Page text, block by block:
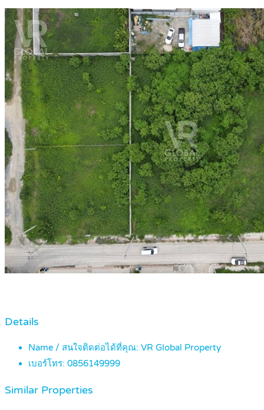
Details
Name / สนใจติดต่อได้ที่คุณ: VR Global Property
เบอร์โทร: 0856149999
Similar Properties